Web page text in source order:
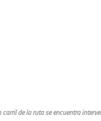
carril de la ruta se encuentra